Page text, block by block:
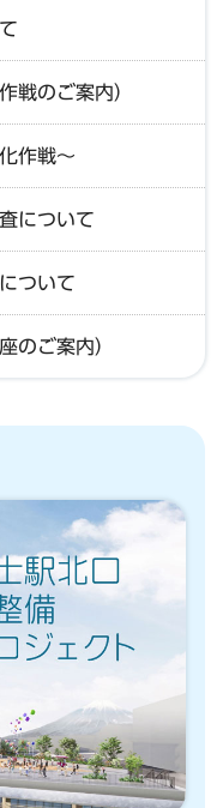
戦のご案内）
作戦～
について
ついて
のご案内）